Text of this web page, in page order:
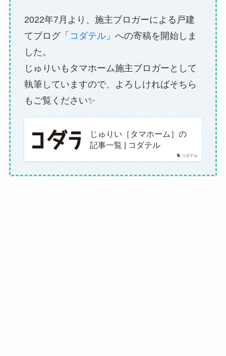
2022年7月より、施主ブロガーによる戸建
てブログ「 コダテル」への寄稿を開始しま
した。
じゅりいもタマホーム施主ブロガーとして
執筆していますので、よろしければそちら
もご覧ください✨
コダテル
じゅりい［タマホーム］の
記事一覧 | コダテル